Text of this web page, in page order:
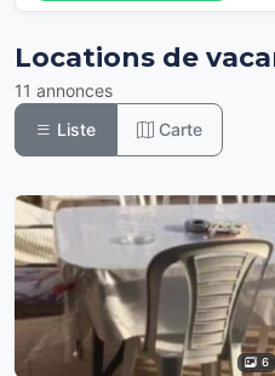
Locations de
11 annonces
Liste
Carte
6